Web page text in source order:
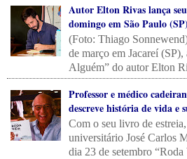
Autor Elton Rivas lança
domingo em São Paulo (SP)
(Foto: Thiago
de março em Jacareí
Alguém” do autor Elton
Professor e médico
descreve história de vida e
Com o seu livro de
universitário José Carlos
dia 23 de setembro